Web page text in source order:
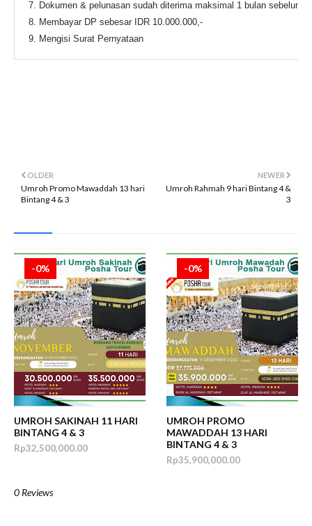
Dokumen & pelunasan sudah diterima maksimal 1 bulan sebelum
Membayar DP sebesar IDR 10.000.000,-
Mengisi Surat Pernyataan
NEWER
Umroh Rahmah 9 hari Bintang 4 &
3
OLDER
Umroh Promo Mawaddah 13 hari
Bintang 4 & 3
-0%
UMROH SAKINAH 11 HARI
BINTANG 4 & 3
Rp32,500,000.00
-0%
UMROH PROMO
MAWADDAH 13 HARI
BINTANG 4 & 3
Rp35,900,000.00
0 Reviews